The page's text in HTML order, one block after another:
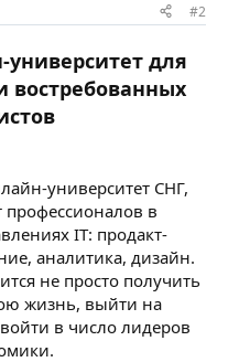
#2
для
востребованных
университет СНГ,
профессионалов в
IT: продакт-
аналитика, дизайн.
не просто получить
жизнь, выйти на
в число лидеров